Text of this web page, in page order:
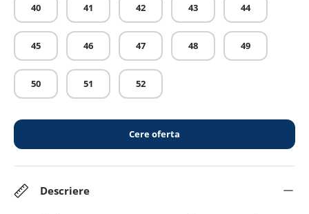
40 41 42 43 44
45 46 47 48 49
50 51 52
Cere oferta
Descriere